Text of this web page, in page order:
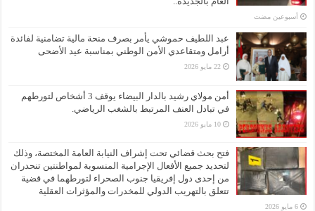
‏أسبوعين مضت
عبد اللطيف حموشي يأمر بصرف منحة مالية تضامنية لفائدة
أرامل ومتقاعدي الأمن الوطني بمناسبة عيد الأضحى
22 مايو 2026
أمن مولاي رشيد بالدار البيضاء يوقف 3 أشخاص لتورطهم
في تبادل العنف المرتبط بالشغب الرياضي.
10 مايو 2026
فتح بحث قضائي تحت إشراف النيابة العامة المختصة، وذلك
لتحديد جميع الأفعال الإجرامية المنسوبة لمواطنتين تنحدران
من إحدى دول إفريقيا جنوب الصحراء لتورطهما في قضية
تتعلق بالتهريب الدولي للمخدرات والمؤثرات العقلية
6 مايو 2026